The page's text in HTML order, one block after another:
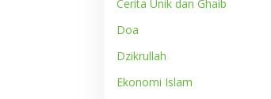
Cerita Unik dan Ghaib
Doa
Dzikrullah
Ekonomi Islam